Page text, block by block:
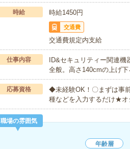
時給 時給1450円
交通費
交通費規定内支給
仕事内容
ID&セキュリティー関連
全般。高さ140cmの上げ
応募資格
◆未経験OK！〇まずは事
種などを入力するだけ★
職場の雰囲気
年齢層